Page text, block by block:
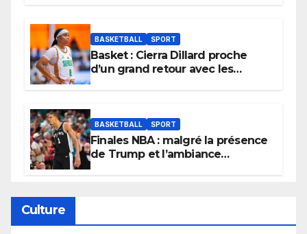
BASKETBALL SPORT
Basket : Cierra Dillard proche
d’un grand retour avec les
BASKETBALL SPORT
Finales NBA : malgré la présence
de Trump et l’ambiance
Culture